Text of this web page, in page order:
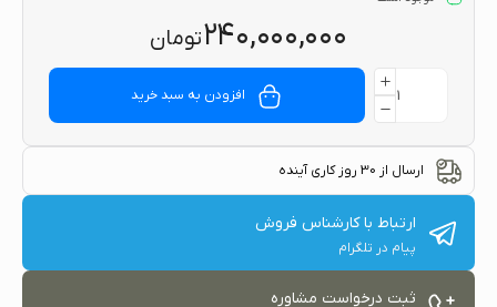
۲۴۰,۰۰۰,۰۰۰تومان
افزودن به سبد خرید
ارسال از 30 روز کاری آینده
ارتباط با کارشناس فروش
پیام در تلگرام
ثبت درخواست مشاوره